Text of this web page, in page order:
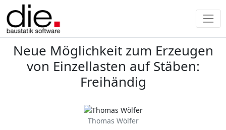
Neue Möglichkeit zum Erzeugen
von Einzellasten auf Stäben:
Freihändig
Thomas Wölfer